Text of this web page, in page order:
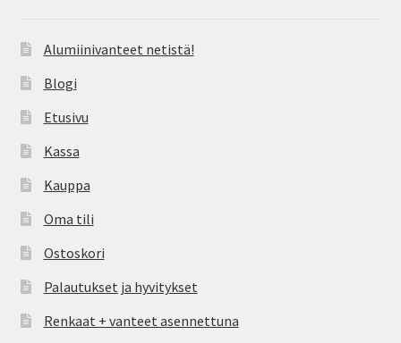
Alumiinivanteet netistä!
Blogi
Etusivu
Kassa
Kauppa
Oma tili
Ostoskori
Palautukset ja hyvitykset
Renkaat + vanteet asennettuna